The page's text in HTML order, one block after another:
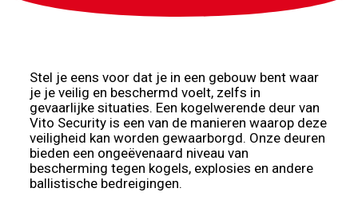
Stel je eens voor dat je in een gebouw bent waar
je je veilig en beschermd voelt, zelfs in
gevaarlijke situaties. Een kogelwerende deur van
Vito Security is een van de manieren waarop deze
veiligheid kan worden gewaarborgd. Onze deuren
bieden een ongeëvenaard niveau van
bescherming tegen kogels, explosies en andere
ballistische bedreigingen.